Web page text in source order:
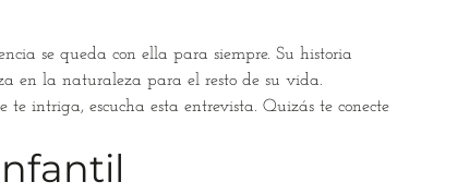
se queda con ella para siempre. Su historia
en la naturaleza para el resto de su vida.
intriga, escucha esta entrevista. Quizás te conecte